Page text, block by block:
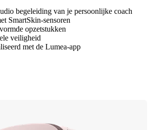
begeleiding van je persoonlijke coach
SmartSkin-sensoren
opzetstukken
veiligheid
met de Lumea-app